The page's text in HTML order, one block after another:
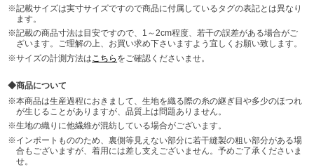
記載サイズは実寸サイズですので商品に付属しているタグの表記とは異なり
ます。
記載の商品寸法は目安ですので、1～2cm程度、若干の誤差がある場合がご
ざいます。ご理解の上、お買い求め下さいますよう宜しくお願い致します。
サイズの計測方法はこちら をご確認くださいませ。
商品について
本商品は生産過程におきまして、生地を織る際の糸の継ぎ目や多少のほつれ
が生じることがありますが、品質上は問題ありません。
生地の織りに他繊維が混紡している場合がございます。
インポートもののため、裏側等見えない部分に若干縫製の粗い部分がある場
合もございますが、着用には差し支えございません。予めご了承くださいま
せ。